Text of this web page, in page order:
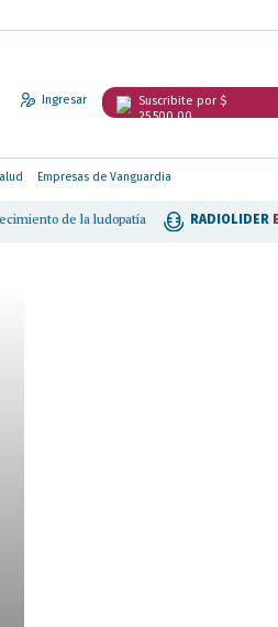
Suscribite por $
25.500,00
Ingresar
Empresas de Vanguardia
infantil y pidió avanzar con unaRADIOLIDER